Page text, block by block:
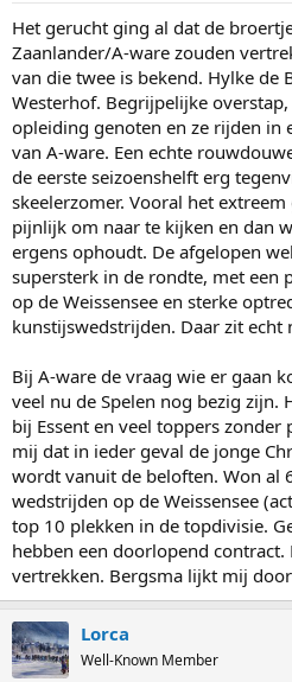
Het gerucht ging al dat de
Zaanlander/A-ware zouden
van die twee is bekend. Hylke de
Westerhof. Begrijpelijke
opleiding genoten en ze rijden in
van A-ware. Een echte
de eerste seizoenshelft erg
skeelerzomer. Vooral het
pijnlijk om naar te kijken en dan
ergens ophoudt. De afgelopen
supersterk in de rondte, met een
op de Weissensee en sterke
kunstijswedstrijden. Daar zit echt
Bij A-ware de vraag wie er gaan
veel nu de Spelen nog bezig zijn.
bij Essent en veel toppers
mij dat in ieder geval de jonge
wordt vanuit de beloften. Won al
wedstrijden op de Weissensee
top 10 plekken in de topdivisie.
hebben een doorlopend
vertrekken. Bergsma lijkt mij
Lorca
Well-Known Member